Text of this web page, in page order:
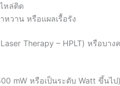
หล่ติด
หวาน หรือแผลเรื้อรัง
Therapy – HPLT) หรือบาง
หรือเป็นระดับ Watt ขึ้นไป)